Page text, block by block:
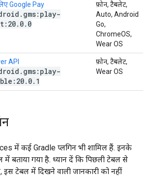
Google Pay
. gms:play-
. 0. 0
फ़ोन, टैबलेट,
Auto, Android
Go,
ChromeOS,
Wear OS
API
. gms:play-
. 0. 1
फ़ोन, टैबलेट,
Wear OS
में कई Gradle प्लगिन भी शामिल हैं. इनके
में बताया गया है. ध्यान दें कि पिछली टेबल से
टेबल में दिखने वाली जानकारी को नहीं